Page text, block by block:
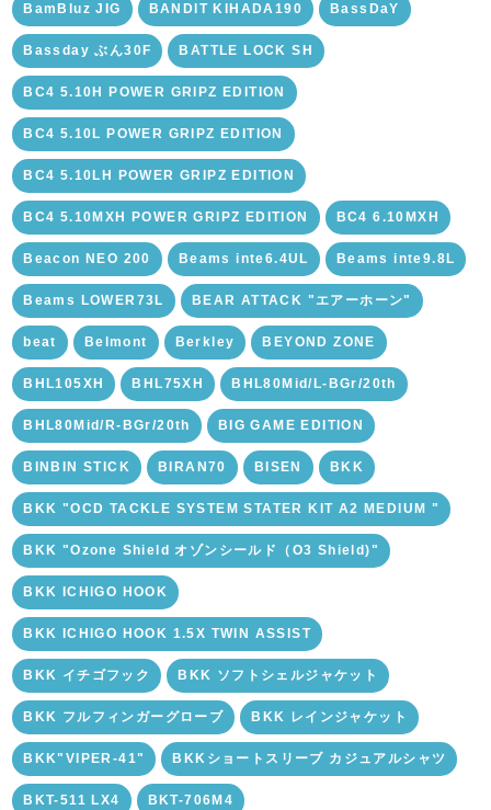
BamBluz JIG BANDIT KIHADA190 BassDaY
Bassday ぶん30F BATTLE LOCK SH
BC4 5.10H POWER GRIPZ EDITION
BC4 5.10L POWER GRIPZ EDITION
BC4 5.10LH POWER GRIPZ EDITION
BC4 5.10MXH POWER GRIPZ EDITION BC4 6.10MXH
Beacon NEO 200 Beams inte6.4UL Beams inte9.8L
Beams LOWER73L BEAR ATTACK "エアーホーン"
beat Belmont Berkley BEYOND ZONE
BHL105XH BHL75XH BHL80Mid/L-BGr/20th
BHL80Mid/R-BGr/20th BIG GAME EDITION
BINBIN STICK BIRAN70 BISEN BKK
BKK "OCD TACKLE SYSTEM STATER KIT A2 MEDIUM "
BKK "Ozone Shield オゾンシールド（O3 Shield)"
BKK ICHIGO HOOK
BKK ICHIGO HOOK 1.5X TWIN ASSIST
BKK イチゴフック BKK ソフトシェルジャケット
BKK フルフィンガーグローブ BKK レインジャケット
BKK"VIPER-41" BKKショートスリーブ カジュアルシャツ
BKT-511 LX4 BKT-706M4